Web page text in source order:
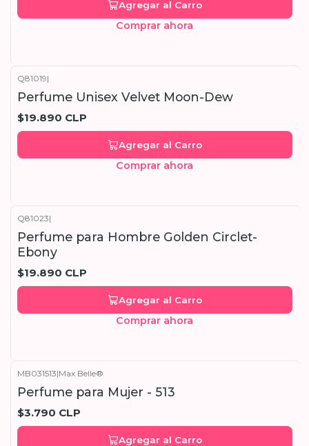
Agregar al Carro
Comprar ahora
Q81019|
Perfume Unisex Velvet Moon-Dew
$19.890 CLP
Agregar al Carro
Comprar ahora
Q81023|
Perfume para Hombre Golden Circlet-
Ebony
$19.890 CLP
Agregar al Carro
Comprar ahora
MB031513|Max Belle®
Perfume para Mujer - 513
$3.790 CLP
Agregar al Carro